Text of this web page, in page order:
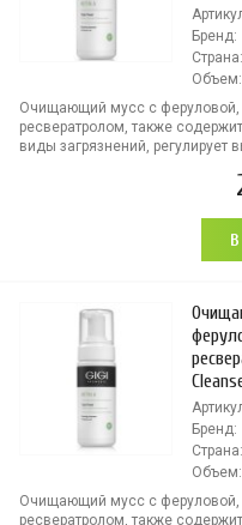
Бренд:
Страна:
Объем:
Очищающий мусс с феруловой,
ресвератролом, также
виды загрязнений, регулирует
Бренд:
Страна:
Объем:
Очищающий мусс с феруловой,
ресвератролом, также